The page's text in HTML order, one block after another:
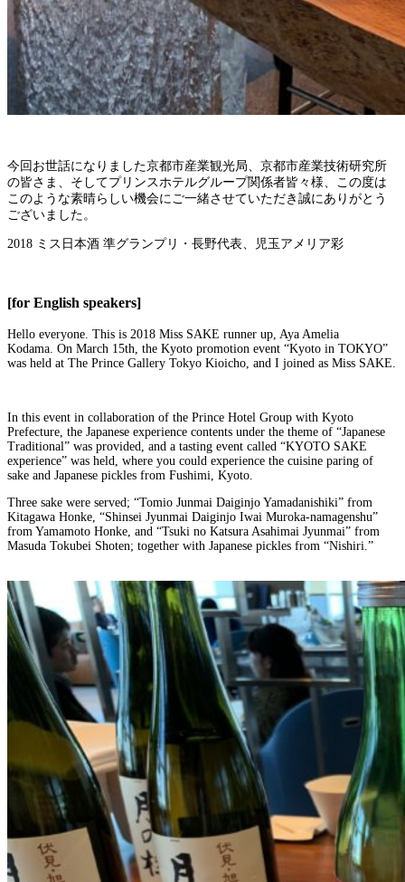
今回お世話になりました京都市産業観光局、京都市産業技術研究所
の皆さま、そしてプリンスホテルグループ関係者皆々様、この度は
このような素晴らしい機会にご一緒させていただき誠にありがとう
ございました。
2018 ミス日本酒 準グランプリ・長野代表、児玉アメリア彩
[for English speakers]
Hello everyone. This is 2018 Miss SAKE runner up, Aya Amelia
Kodama. On March 15th, the Kyoto promotion event “Kyoto in TOKYO”
was held at The Prince Gallery Tokyo Kioicho, and I joined as Miss SAKE.
In this event in collaboration of the Prince Hotel Group with Kyoto
Prefecture, the Japanese experience contents under the theme of “Japanese
Traditional” was provided, and a tasting event called “KYOTO SAKE
experience” was held, where you could experience the cuisine paring of
sake and Japanese pickles from Fushimi, Kyoto.
Three sake were served; “Tomio Junmai Daiginjo Yamadanishiki” from
Kitagawa Honke, “Shinsei Jyunmai Daiginjo Iwai Muroka-namagenshu”
from Yamamoto Honke, and “Tsuki no Katsura Asahimai Jyunmai” from
Masuda Tokubei Shoten; together with Japanese pickles from “Nishiri.”